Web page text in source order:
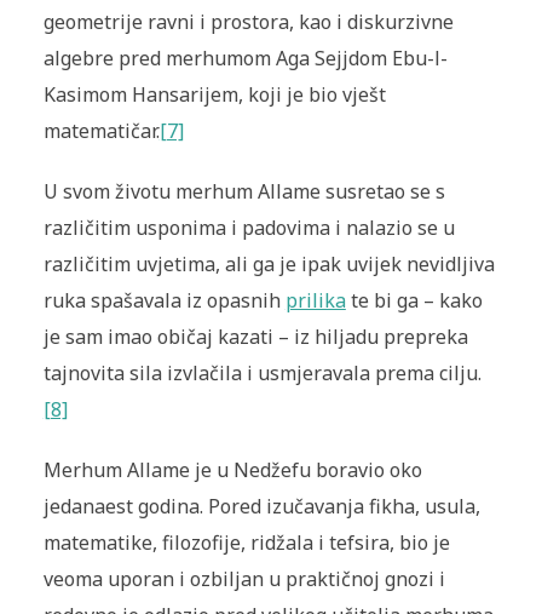
geometrije ravni i prostora, kao i diskurzivne
algebre pred merhumom Aga Sejjdom Ebu-l-
Kasimom Hansarijem, koji je bio vješt
matematičar.[7]
U svom životu merhum Allame susretao se s
različitim usponima i padovima i nalazio se u
različitim uvjetima, ali ga je ipak uvijek nevidljiva
ruka spašavala iz opasnih prilikate bi ga – kako
je sam imao običaj kazati – iz hiljadu prepreka
tajnovita sila izvlačila i usmjeravala prema cilju.
[8]
Merhum Allame je u Nedžefu boravio oko
jedanaest godina. Pored izučavanja fikha, usula,
matematike, filozofije, ridžala i tefsira, bio je
veoma uporan i ozbiljan u praktičnoj gnozi i